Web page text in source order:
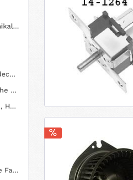
Öle, Pflegemittel, Chemikalien und Additive
Froststopfen/Kernlochdeckel (nach Abmessung sortiert)
Zollschrauben, metrische Schauben, Stehbolzen
Schläuche (Unterdruck, Heizung, Kraftstoff usw.) und Zubehör
Diverses (ohne spezielle Fahrzeugzuordnung)